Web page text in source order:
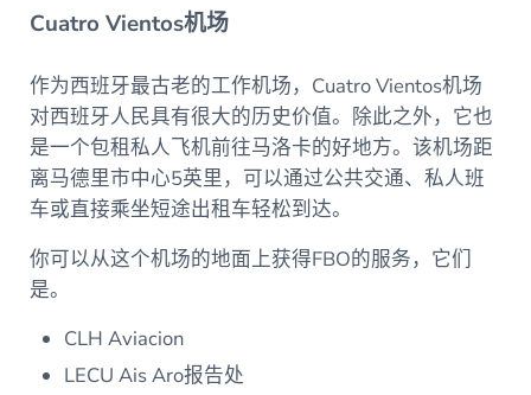
Cuatro Vientos机场
作为西班牙最古老的工作机场，Cuatro Vientos机场
对西班牙人民具有很大的历史价值。除此之外，它也
是一个包租私人飞机前往马洛卡的好地方。该机场距
离马德里市中心5英里，可以通过公共交通、私人班
车或直接乘坐短途出租车轻松到达。
你可以从这个机场的地面上获得FBO的服务，它们
是。
CLH Aviacion
LECU Ais Aro报告处